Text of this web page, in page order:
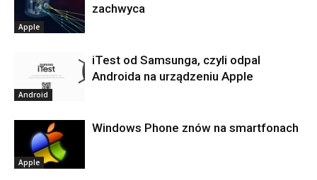
Apple
zachwyca
Android
iTest od Samsunga, czyli odpal
Androida na urządzeniu Apple
Apple
Windows Phone znów na smartfonach